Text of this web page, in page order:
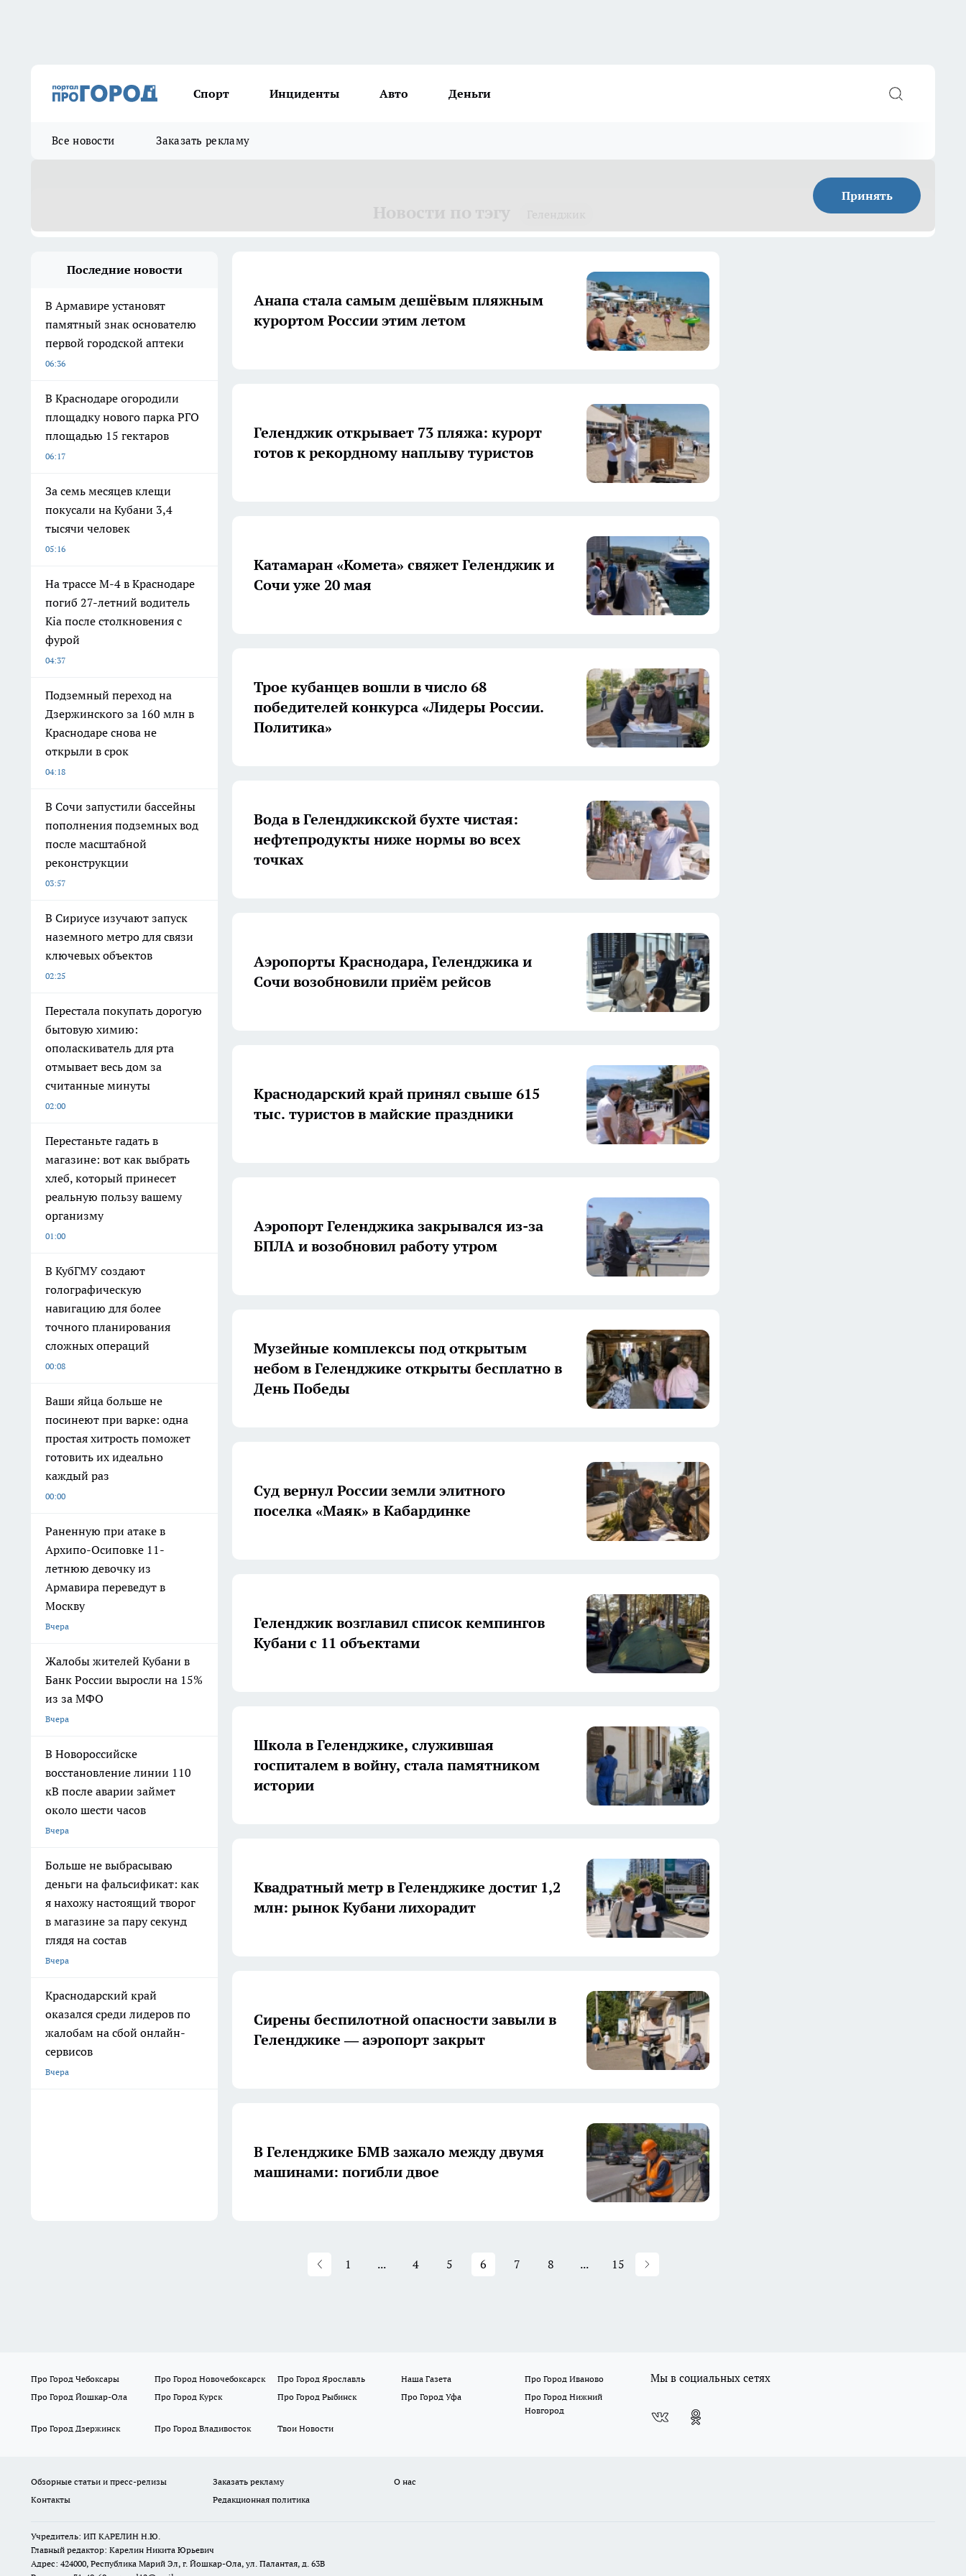
Спорт Инциденты Авто Деньги
Все новости Заказать рекламу
Принять
Последние новости
В Армавире установят
памятный знак основателю
первой городской аптеки
06:36
В Краснодаре огородили
площадку нового парка РГО
площадью 15 гектаров
06:17
За семь месяцев клещи
покусали на Кубани 3,4
тысячи человек
05:16
На трассе М-4 в Краснодаре
погиб 27-летний водитель
Kia после столкновения с
фурой
04:37
Подземный переход на
Дзержинского за 160 млн в
Краснодаре снова не
открыли в срок
04:18
В Сочи запустили бассейны
пополнения подземных вод
после масштабной
реконструкции
03:57
В Сириусе изучают запуск
наземного метро для связи
ключевых объектов
02:25
Перестала покупать дорогую
бытовую химию:
ополаскиватель для рта
отмывает весь дом за
считанные минуты
02:00
Перестаньте гадать в
магазине: вот как выбрать
хлеб, который принесет
реальную пользу вашему
организму
01:00
В КубГМУ создают
голографическую
навигацию для более
точного планирования
сложных операций
00:08
Ваши яйца больше не
посинеют при варке: одна
простая хитрость поможет
готовить их идеально
каждый раз
00:00
Раненную при атаке в
Архипо-Осиповке 11-
летнюю девочку из
Армавира переведут в
Москву
Вчера
Жалобы жителей Кубани в
Банк России выросли на 15%
из за МФО
Вчера
В Новороссийске
восстановление линии 110
кВ после аварии займет
около шести часов
Вчера
Больше не выбрасываю
деньги на фальсификат: как
я нахожу настоящий творог
в магазине за пару секунд
глядя на состав
Вчера
Краснодарский край
оказался среди лидеров по
жалобам на сбой онлайн-
сервисов
Вчера
Анапа стала самым дешёвым пляжным
курортом России этим летом
Геленджик открывает 73 пляжа: курорт
готов к рекордному наплыву туристов
Катамаран «Комета» свяжет Геленджик и
Сочи уже 20 мая
Трое кубанцев вошли в число 68
победителей конкурса «Лидеры России.
Политика»
Вода в Геленджикской бухте чистая:
нефтепродукты ниже нормы во всех
точках
Аэропорты Краснодара, Геленджика и
Сочи возобновили приём рейсов
Краснодарский край принял свыше 615
тыс. туристов в майские праздники
Аэропорт Геленджика закрывался из-за
БПЛА и возобновил работу утром
Музейные комплексы под открытым
небом в Геленджике открыты бесплатно в
День Победы
Суд вернул России земли элитного
поселка «Маяк» в Кабардинке
Геленджик возглавил список кемпингов
Кубани с 11 объектами
Школа в Геленджике, служившая
госпиталем в войну, стала памятником
истории
Квадратный метр в Геленджике достиг 1,2
млн: рынок Кубани лихорадит
Сирены беспилотной опасности завыли в
Геленджике — аэропорт закрыт
В Геленджике БМВ зажало между двумя
машинами: погибли двое
1 ... 4 5 6 7 8 ... 15
Про Город Чебоксары Про Город Новочебоксарск Про Город Ярославль Наша Газета
Про Город Иваново
Про Город Йошкар-Ола
Про Город Курск Про Город Рыбинск Про Город Уфа
Про Город Нижний
Новгород
Про Город Дзержинск
Про Город Владивосток Твои Новости
Мы в социальных сетях
Обзорные статьи и пресс-релизы Заказать рекламу
О нас
Контакты
Редакционная политика
Учредитель: ИП КАРЕЛИН Н.Ю.
Главный редактор: Карелин Никита Юрьевич
Адрес: 424000, Республика Марий Эл, г. Йошкар-Ола, ул. Палантая, д. 63В